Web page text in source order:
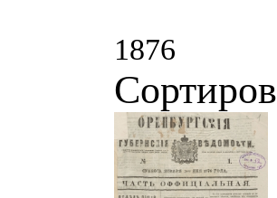
1876